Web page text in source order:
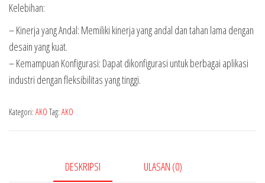
Kelebihan:
– Kinerja yang Andal: Memiliki kinerja yang andal dan tahan lama dengan
desain yang kuat.
– Kemampuan Konfigurasi: Dapat dikonfigurasi untuk berbagai aplikasi
industri dengan fleksibilitas yang tinggi.
Kategori: AKO Tag: AKO
DESKRIPSI ULASAN (0)